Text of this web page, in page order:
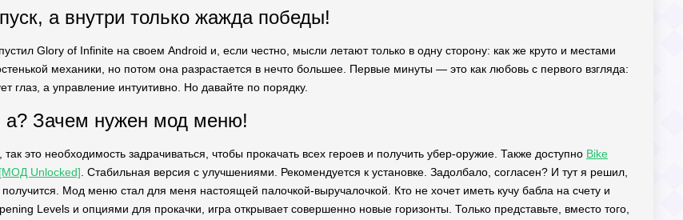
а внутри только жажда победы!
Glory of Infinite на своем Android и, если честно, мысли летают только в одну сторону: как же круто и местами
механики, но потом она разрастается в нечто большее. Первые минуты — это как любовь с первого взгляда:
глаз, а управление интуитивно. Но давайте по порядку.
а? Зачем нужен мод меню!
это необходимость задрачиваться, чтобы прокачать всех героев и получить убер-оружие. Также доступно Bike
Unlocked] . Стабильная версия с улучшениями. Рекомендуется к установке. Задолбало, согласен? И тут я решил,
Мод меню стал для меня настоящей палочкой-выручалочкой. Кто не хочет иметь кучу бабла на счету и
Levels и опциями для прокачки, игра открывает совершенно новые горизонты. Только представьте, вместо того,